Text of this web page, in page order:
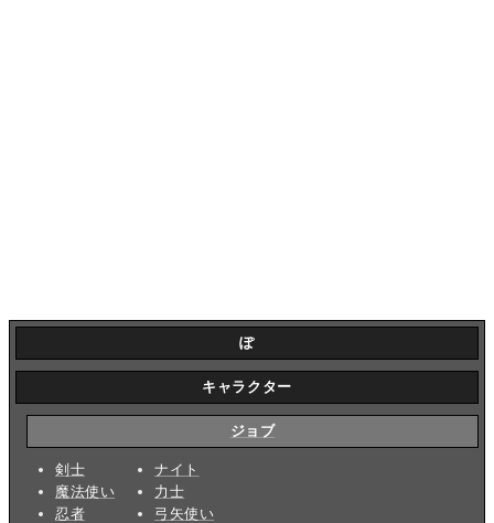
ぽ
キャラクター
ジョブ
剣士
魔法使い
忍者
ナイト
力士
弓矢使い